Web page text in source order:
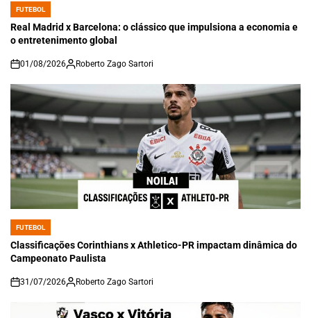
POSTED
IN
FUTEBOL
Real Madrid x Barcelona: o clássico que impulsiona a economia e
o entretenimento global
on
01/08/2026 Roberto Zago Sartori
POSTED
IN
FUTEBOL
Classificações Corinthians x Athletico-PR impactam dinâmica do
Campeonato Paulista
on
31/07/2026 Roberto Zago Sartori